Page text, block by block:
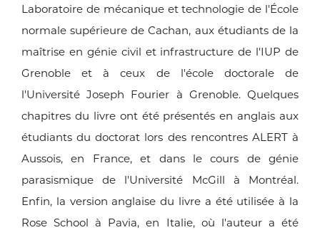
Laboratoire de mécanique et technologie de l'École
normale supérieure de Cachan, aux étudiants de la
maîtrise en génie civil et infrastructure de l'IUP de
Grenoble et à ceux de l'école doctorale de
l'Université Joseph Fourier à Grenoble. Quelques
chapitres du livre ont été présentés en anglais aux
étudiants du doctorat lors des rencontres ALERT à
Aussois, en France, et dans le cours de génie
parasismique de l'Université McGill à Montréal.
Enfin, la version anglaise du livre a été utilisée à la
Rose School à Pavia, en Italie, où l'auteur a été